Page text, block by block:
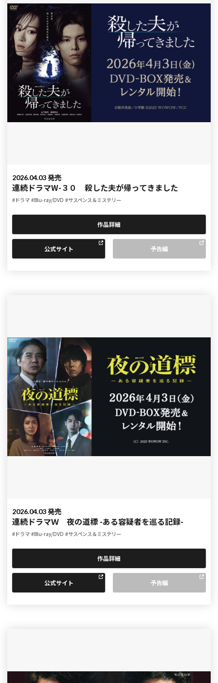
2026.04.03 発売
連続ドラマW-３０ 殺した夫が帰ってきました
#ドラマ #Blu-ray/DVD #サスペンス＆ミステリー
作品詳細
公式サイト 予告編
2026.04.03 発売
連続ドラマＷ 夜の道標 -ある容疑者を巡る記録-
#ドラマ #Blu-ray/DVD #サスペンス＆ミステリー
作品詳細
公式サイト 予告編